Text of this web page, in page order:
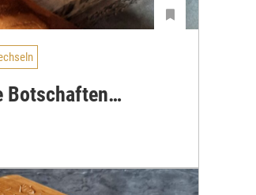
Botschaften…